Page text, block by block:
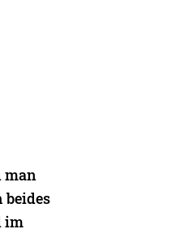
man
beides
im